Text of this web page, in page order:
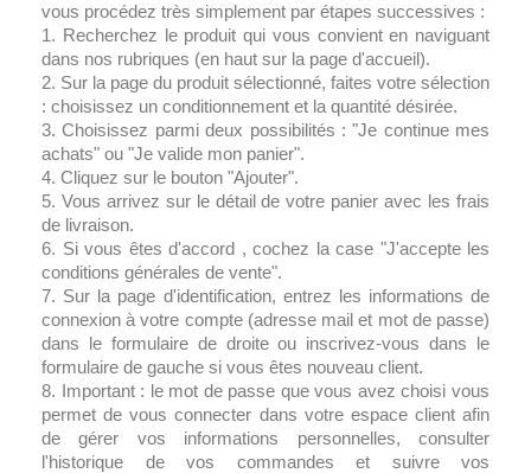
vous procédez très simplement par étapes successives :
1. Recherchez le produit qui vous convient en naviguant
dans nos rubriques (en haut sur la page d'accueil).
2. Sur la page du produit sélectionné, faites votre sélection
: choisissez un conditionnement et la quantité désirée.
3. Choisissez parmi deux possibilités : "Je continue mes
achats" ou "Je valide mon panier".
4. Cliquez sur le bouton "Ajouter".
5. Vous arrivez sur le détail de votre panier avec les frais
de livraison.
6. Si vous êtes d'accord , cochez la case "J'accepte les
conditions générales de vente".
7. Sur la page d'identification, entrez les informations de
connexion à votre compte (adresse mail et mot de passe)
dans le formulaire de droite ou inscrivez-vous dans le
formulaire de gauche si vous êtes nouveau client.
8. Important : le mot de passe que vous avez choisi vous
permet de vous connecter dans votre espace client afin
de gérer vos informations personnelles, consulter
l'historique de vos commandes et suivre vos